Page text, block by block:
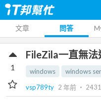
文章 問答
FileZila一直無法
windows windows
vsp789ty 2 年前 ‧ 2431
1